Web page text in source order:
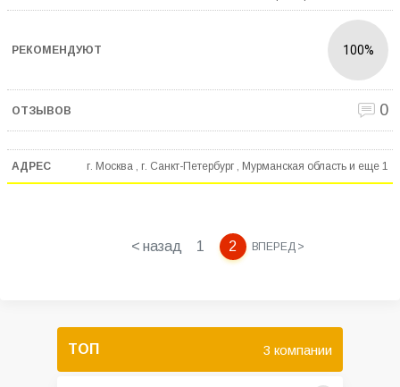
100%
0
г. Москва , г. Санкт-Петербург , Мурманская область и еще 1
< назад 1 2 ВПЕРЕД >
ТОП 3 компании